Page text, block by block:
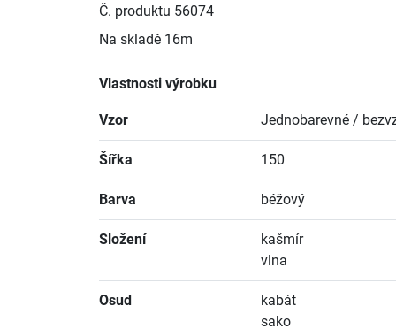
Č. produktu 56074
Na skladě 16m
Vlastnosti výrobku
Vzor Jednobarevné /
Šířka 150
Barva béžový
Složení
kašmír
vlna
Osud
kabát
sako